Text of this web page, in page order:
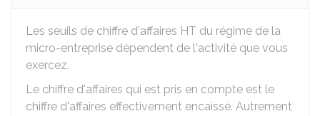
Les seuils de chiffre d'affaires HT du régime de la
micro-entreprise dépendent de l'activité que vous
exercez.
Le chiffre d'affaires qui est pris en compte est le
chiffre d'affaires effectivement encaissé. Autrement